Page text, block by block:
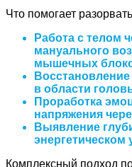
Что помогает разорвать
Работа с телом
мануального
мышечных
в области
Проработка
напряжения
Выявление
энергетическом
Комплексный подход